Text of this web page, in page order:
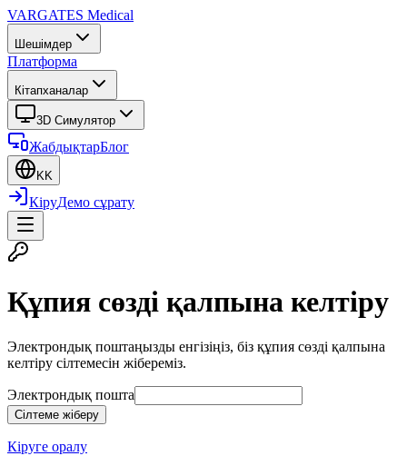
VARGATES Medical
Шешімдер
Платформа
Кітапханалар
3D Симулятор
ЖабдықтарБлог
KK
КіруДемо сұрату
Құпия сөзді қалпына келтіру
Электрондық поштаңызды енгізіңіз, біз құпия сөзді қалпына
келтіру сілтемесін жібереміз.
Электрондық пошта
Сілтеме жіберу
Кіруге оралу